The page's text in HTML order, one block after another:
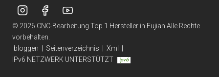
© 2026 CNC-Bearbeitung Top 1 Hersteller in Fujian Alle Rechte
vorbehalten.
bloggen
Seitenverzeichnis Xml
IPv6 NETZWERK UNTERSTÜTZT